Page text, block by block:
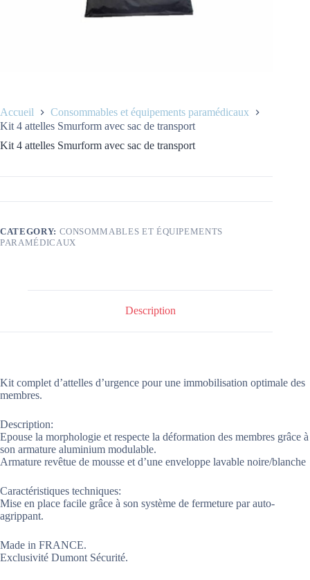
Accueil
Consommables et équipements paramédicaux
Kit 4 attelles Smurform avec sac de transport
Kit 4 attelles Smurform avec sac de transport
CATEGORY: CONSOMMABLES ET ÉQUIPEMENTS
PARAMÉDICAUX
Description
Kit complet d’attelles d’urgence pour une immobilisation optimale des
membres.
Description:
Epouse la morphologie et respecte la déformation des membres grâce à
son armature aluminium modulable.
Armature revêtue de mousse et d’une enveloppe lavable noire/blanche
Caractéristiques techniques:
Mise en place facile grâce à son système de fermeture par auto-
agrippant.
Made in FRANCE.
Exclusivité Dumont Sécurité.